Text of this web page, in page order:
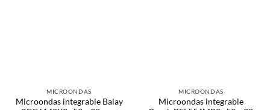
MICROONDAS
Microondas integrable Balay
MICROONDAS
Microondas integrable